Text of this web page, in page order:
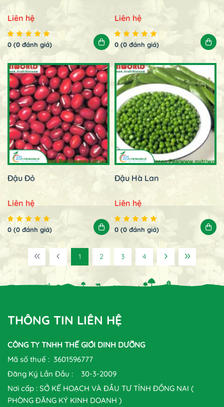
Liên hệ
0 (0 đánh giá)
Liên hệ
0 (0 đánh giá)
Đậu Đỏ
Liên hệ
0 (0 đánh giá)
Đậu Hà Lan
Liên hệ
0 (0 đánh giá)
1 2 3 4
THÔNG TIN LIÊN HỆ
CÔNG TY TNHH THẾ GIỚI DINH DƯỠNG
Mã số thuế : 3601596777
Đăng Ký Lần Đầu : 30-3-2009
Nơi cấp : SỞ KẾ HOẠCH VÀ ĐẦU TƯ TỈNH ĐỒNG NAI (
PHÒNG ĐĂNG KÝ KINH DOANH )